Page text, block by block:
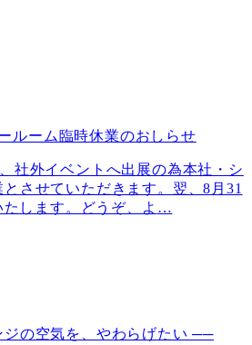
ルーム臨時休業のおしらせ
社外イベントへ出展の為本社・シ
させていただきます。翌、8月31
します。どうぞ、よ …
ジの空気を、やわらげたい ──